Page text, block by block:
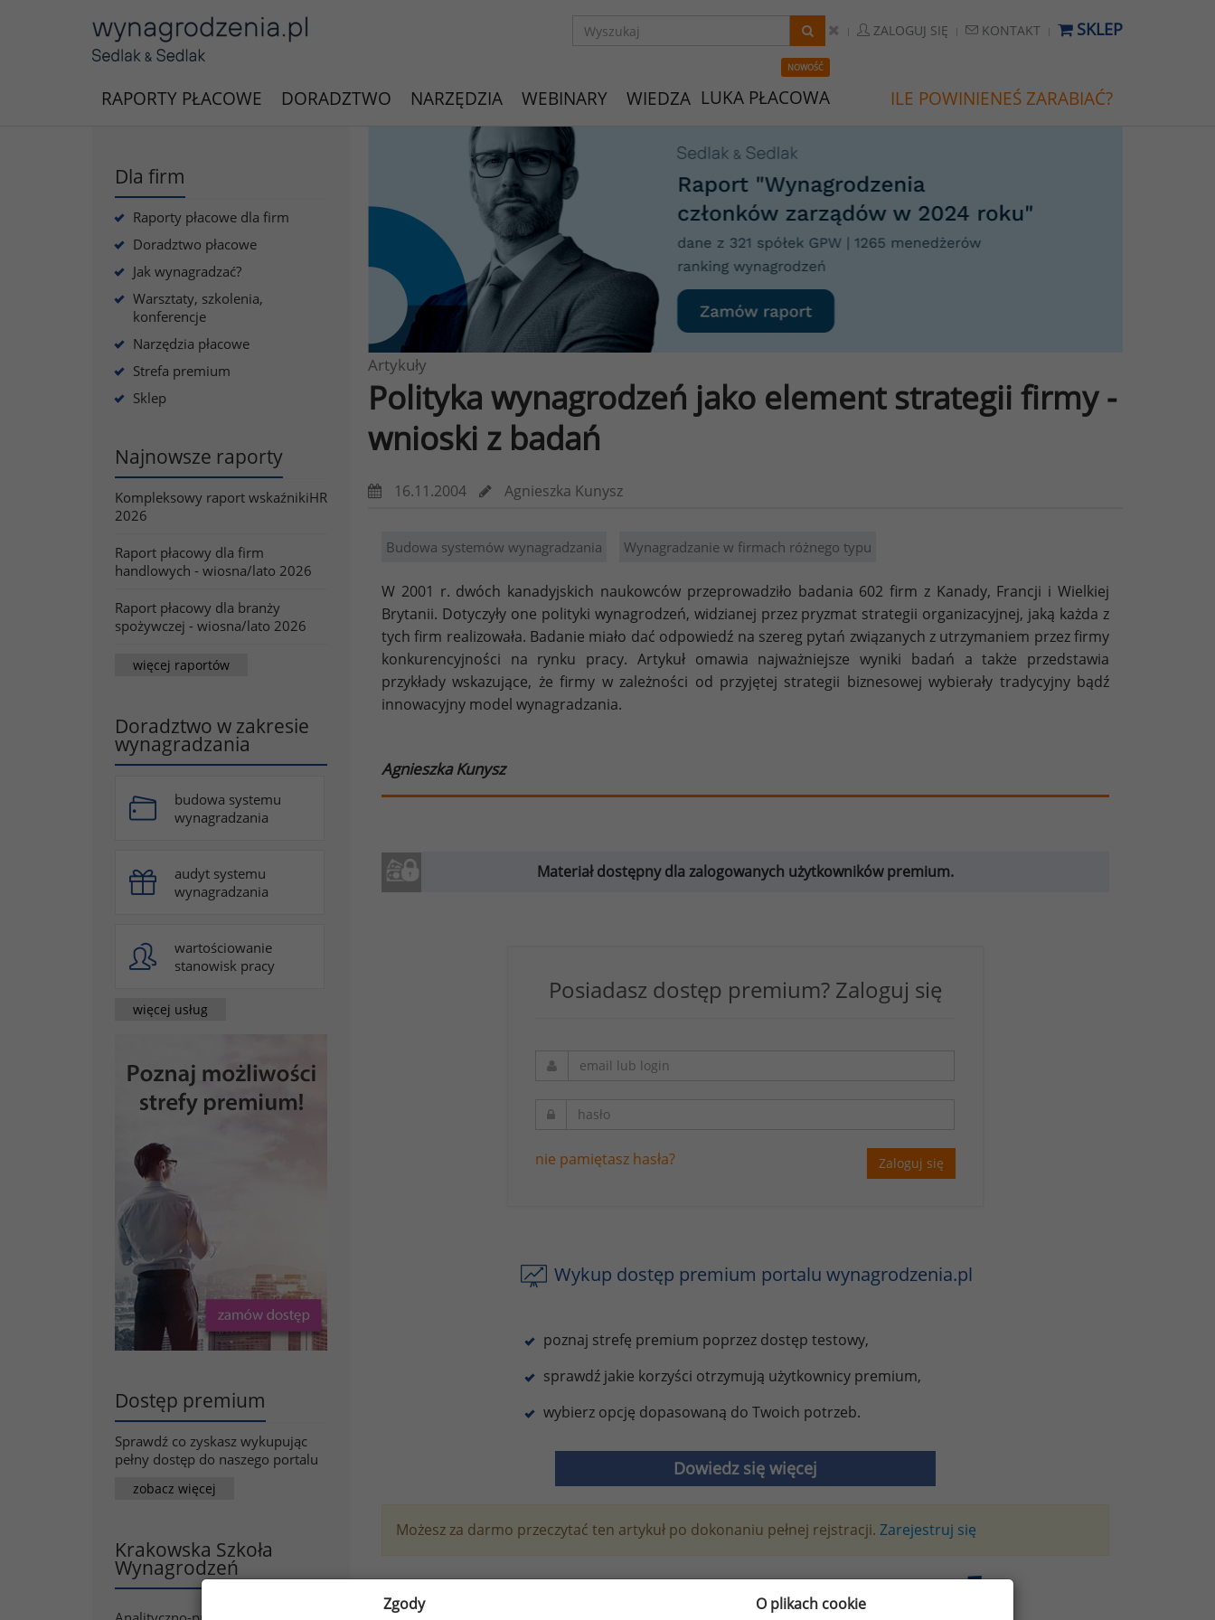
ZALOGUJ SIĘ KONTAKT SKLEP
RAPORTY PŁACOWE DORADZTWO NARZĘDZIA WEBINARY WIEDZA
NOWOŚĆ
LUKA PŁACOWA ILE POWINIENEŚ ZARABIAĆ?
Dla firm
Raporty płacowe dla firm
Doradztwo płacowe
Jak wynagradzać?
Warsztaty, szkolenia,
konferencje
Narzędzia płacowe
Strefa premium
Sklep
Najnowsze raporty
Kompleksowy raport wskaźnikiHR
2026
Raport płacowy dla firm
handlowych - wiosna/lato 2026
Raport płacowy dla branży
spożywczej - wiosna/lato 2026
więcej raportów
Doradztwo w zakresie
wynagradzania
budowa systemu
wynagradzania
audyt systemu
wynagradzania
wartościowanie
stanowisk pracy
więcej usług
Dostęp premium
Sprawdź co zyskasz wykupując
pełny dostęp do naszego portalu
zobacz więcej
Krakowska Szkoła
Wynagrodzeń
Artykuły
Polityka wynagrodzeń jako element strategii firmy -
wnioski z badań
16.11.2004 Agnieszka Kunysz
Budowa systemów wynagradzania Wynagradzanie w firmach różnego typu
W 2001 r. dwóch kanadyjskich naukowców przeprowadziło badania 602 firm z Kanady, Francji i Wielkiej
Brytanii. Dotyczyły one polityki wynagrodzeń, widzianej przez pryzmat strategii organizacyjnej, jaką każda z
tych firm realizowała. Badanie miało dać odpowiedź na szereg pytań związanych z utrzymaniem przez firmy
konkurencyjności na rynku pracy. Artykuł omawia najważniejsze wyniki badań a także przedstawia
przykłady wskazujące, że firmy w zależności od przyjętej strategii biznesowej wybierały tradycyjny bądź
innowacyjny model wynagradzania.
Agnieszka Kunysz
Materiał dostępny dla zalogowanych użytkowników premium.
Posiadasz dostęp premium? Zaloguj się
nie pamiętasz hasła? Zaloguj się
Wykup dostęp premium portalu wynagrodzenia.pl
poznaj strefę premium poprzez dostęp testowy,
sprawdź jakie korzyści otrzymują użytkownicy premium,
wybierz opcję dopasowaną do Twoich potrzeb.
Dowiedz się więcej
Możesz za darmo przeczytać ten artykuł po dokonaniu pełnej rejstracji. Zarejestruj się
Zapisz się do newslettera!
Zgody O plikach cookie